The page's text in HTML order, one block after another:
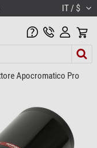
IT / $
Apocromatico Pro